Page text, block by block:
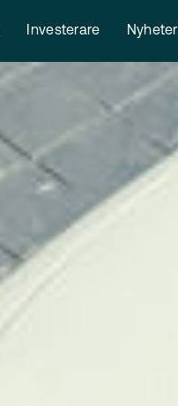
Investerare Nyheter